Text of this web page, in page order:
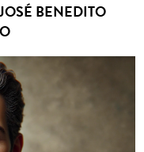
BENEDITO